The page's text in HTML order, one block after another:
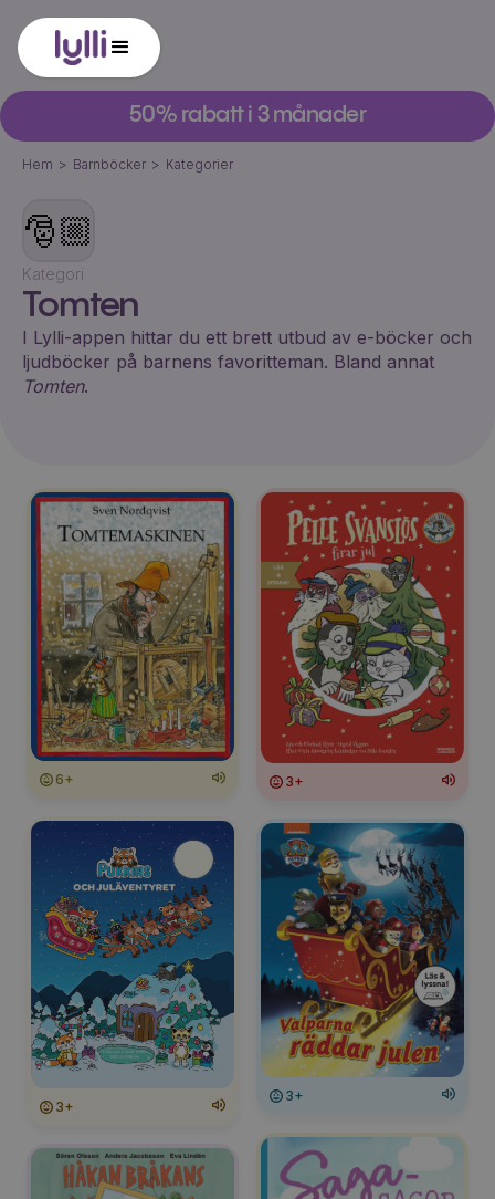
50% rabatt i 3 månader
Hem > Barnböcker > Kategorier
🎅🏼
Kategori
Tomten
I Lylli-appen hittar du ett brett utbud av e-böcker och
ljudböcker på barnens favoritteman. Bland annat
Tomten.
6+ 3+
3+
3+